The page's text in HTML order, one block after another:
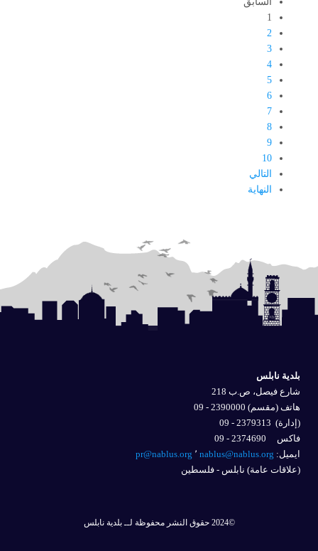
1
2
3
4
5
6
7
8
9
10
التالي
النهاية
بلدية نابلس
شارع فيصل، ص.ب 218
هاتف (مقسم) 2390000 - 09
(إدارة)
فاكس 2374690 - 09
ايميل: nablus@nablus.org
pr@nablus.org
(علاقات عامة) نابلس - فلسطين
©2024 حقوق النشر محفوظة لــ بلدية نابلس